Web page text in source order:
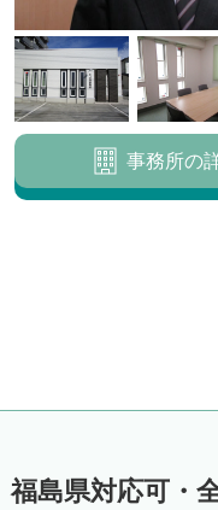
事務所の
福島県対応可・